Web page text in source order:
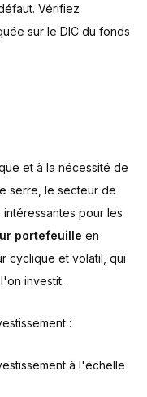
Vérifiez
sur le DIC du fonds
et à la nécessité de
serre, le secteur de
pour les
portefeuille en
cyclique et volatil, qui
investit.
:
à l'échelle